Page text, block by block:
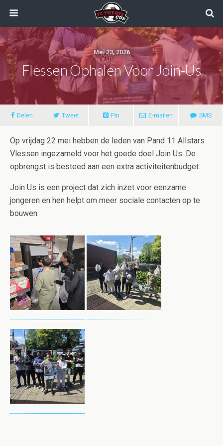
Mei 23, 2026
Flessen Ophalen Voor Join-Us
Delen Tweet Pin E-mailen SMS
Op vrijdag 22 mei hebben de leden van Pand 11 Allstars
Vlessen ingezameld voor het goede doel Join Us. De
opbrengst is besteed aan een extra activiteitenbudget.
Join Us is een project dat zich inzet voor eenzame
jongeren en hen helpt om meer sociale contacten op te
bouwen.